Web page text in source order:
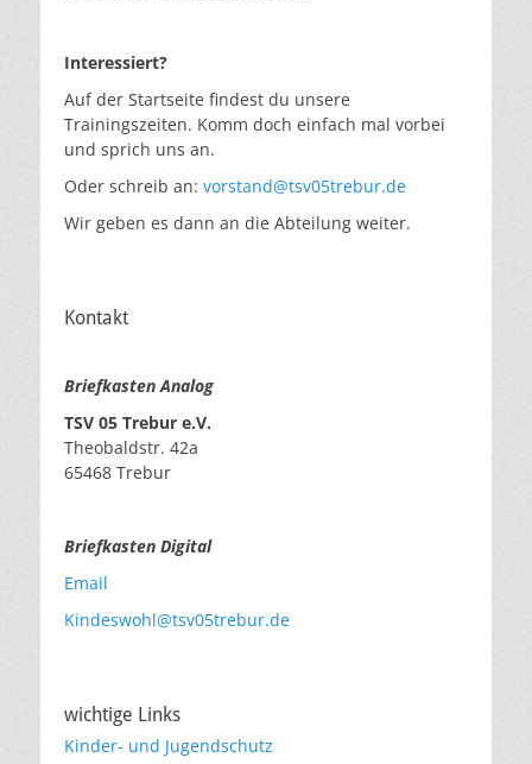
Interessiert?
Auf der Startseite findest du unsere
Trainingszeiten. Komm doch einfach mal vorbei
und sprich uns an.
Oder schreib an: vorstand@tsv05trebur.de
Wir geben es dann an die Abteilung weiter.
Kontakt
Briefkasten Analog
TSV 05 Trebur e.V.
Theobaldstr. 42a
65468 Trebur
Briefkasten Digital
Email
Kindeswohl@tsv05trebur.de
wichtige Links
Kinder- und Jugendschutz